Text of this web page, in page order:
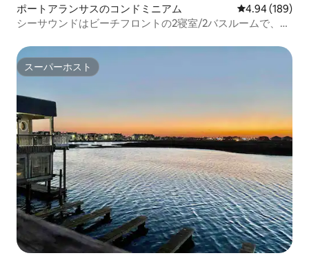
ポートアランサスのコンドミニアム レビュー189
4.94 (189)
シーサウンドはビーチフロントの2寝室/2バスルームで、2
スーパーホスト
スーパーホスト